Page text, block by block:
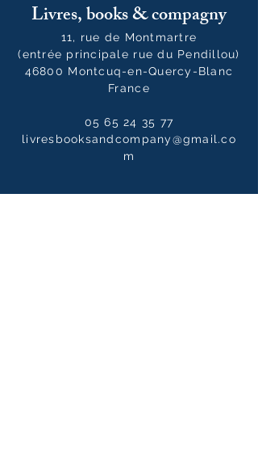
Livres, books & compagny
11, rue de Montmartre
(entrée principale rue du Pendillou)
46800 Montcuq-en-Quercy-Blanc
France
05 65 24 35 77
livresbooksandcompany@gmail.co
m
Horaires